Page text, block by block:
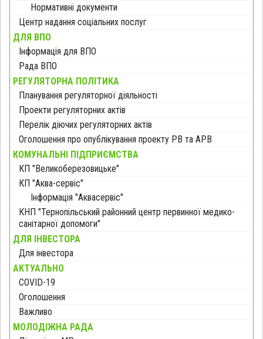
Нормативні документи
Центр надання соціальних послуг
ДЛЯ ВПО
Інформація для ВПО
Рада ВПО
РЕГУЛЯТОРНА ПОЛІТИКА
Планування регуляторної діяльності
Проекти регуляторних актів
Перелік діючих регуляторних актів
Оголошення про опублікування проекту РВ та АРВ
КОМУНАЛЬНІ ПІДПРИЄМСТВА
КП "Великоберезовицьке"
КП "Аква-сервіс"
Інформація "Аквасервіс"
КНП "Тернопільський районний центр первинної медико-
санітарної допомоги"
ДЛЯ ІНВЕСТОРА
Для інвестора
АКТУАЛЬНО
COVID-19
Оголошення
Важливо
МОЛОДІЖНА РАДА